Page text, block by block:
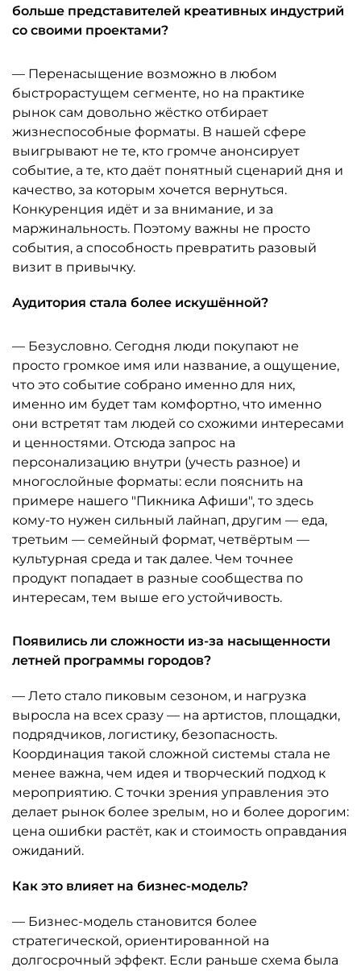
больше представителей креативных индустрий
со своими проектами?
— Перенасыщение возможно в любом
быстрорастущем сегменте, но на практике
рынок сам довольно жёстко отбирает
жизнеспособные форматы. В нашей сфере
выигрывают не те, кто громче анонсирует
событие, а те, кто даёт понятный сценарий дня и
качество, за которым хочется вернуться.
Конкуренция идёт и за внимание, и за
маржинальность. Поэтому важны не просто
события, а способность превратить разовый
визит в привычку.
Аудитория стала более искушённой?
— Безусловно. Сегодня люди покупают не
просто громкое имя или название, а ощущение,
что это событие собрано именно для них,
именно им будет там комфортно, что именно
они встретят там людей со схожими интересами
и ценностями. Отсюда запрос на
персонализацию внутри (учесть разное) и
многослойные форматы: если пояснить на
примере нашего "Пикника Афиши", то здесь
кому-то нужен сильный лайнап, другим — еда,
третьим — семейный формат, четвёртым —
культурная среда и так далее. Чем точнее
продукт попадает в разные сообщества по
интересам, тем выше его устойчивость.
Появились ли сложности из-за насыщенности
летней программы городов?
— Лето стало пиковым сезоном, и нагрузка
выросла на всех сразу — на артистов, площадки,
подрядчиков, логистику, безопасность.
Координация такой сложной системы стала не
менее важна, чем идея и творческий подход к
мероприятию. С точки зрения управления это
делает рынок более зрелым, но и более дорогим:
цена ошибки растёт, как и стоимость оправдания
ожиданий.
Как это влияет на бизнес-модель?
— Бизнес-модель становится более
стратегической, ориентированной на
долгосрочный эффект. Если раньше схема была